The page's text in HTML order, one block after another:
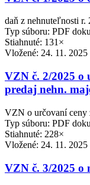
daň z nehnuteľnosti r.
Typ súboru: PDF
Stiahnuté: 131×
Vložené: 24. 11. 2025
VZN č. 2/2025 o
predaj nehn.
VZN o určovaní ceny
Typ súboru: PDF
Stiahnuté: 228×
Vložené: 24. 11. 2025
VZN č. 3/2025 o